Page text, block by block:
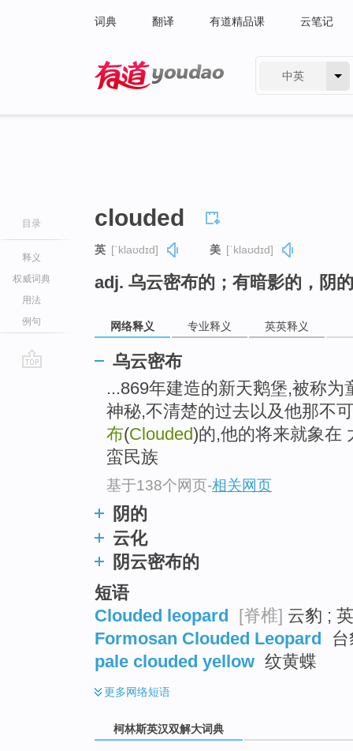
词典 翻译 有道精品课 云笔记
中英
目录
释义
权威词典
用法
例句
clouded
英 [ˈklaʊdɪd] 美 [ˈklaʊdɪd]
adj. 乌云密布的；有暗影的，阴的
网络释义 专业释义 英英释义
乌云密布
...869年建造的新天鹅堡,被称
神秘,不清楚的过去以及他那不
布(Clouded)的,他的将来就象在
蛮民族
基于138个网页-相关网页
阴的
云化
阴云密布的
短语
Clouded leopard [脊椎] 云豹 ;
Formosan Clouded Leopard
pale clouded yellow 纹黄蝶
更多网络短语
柯林斯英汉双解大词典